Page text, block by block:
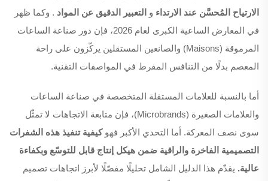
الارتياح المُحسَّن عند الارتداء و التعبير الدقيق عن المواد . وكما ظهر
في المعارض الساعية الكبرى لعام 2026، فإن دور صناعة الساعات
المرموقة (Maisons) والصانعين المستقلين يركّزون على راحة
المعصم بدلًا من التنافس المفرط في المواصفات التقنية.
أما بالنسبة للعلامات المستقلة المتخصصة في صناعة الساعات
والعلامات الصغيرة (Microbrands)، فإن متابعة الاتجاهات لا تمثّل
سوى نصف المعركة. أما التحدي الأكبر فهوكيفية تنفيذ هذه الشفرات
التصميمية الفاخرة والراقية ضمن هيكل إنتاج قابل للتوسّع وبكفاءة
عالية. يقدّم هذا الدليل الشامل تحليلًا مفصّلًا لأبرز اتجاهات تصميم